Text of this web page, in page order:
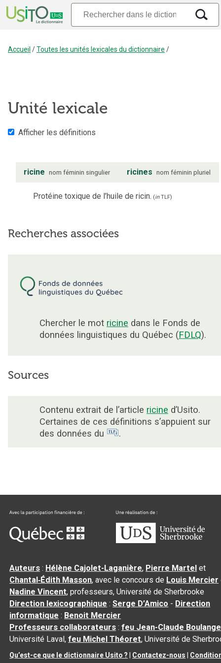
Accueil /Toutes les unités lexicales du dictionnaire /
Unité lexicale
Afficher les définitions
ricine nom féminin singulier ricines nom féminin pluriel
Protéine toxique de l’huile de ricin. (inTLF)
Recherches associées
Chercher le mot ricine dans le Fonds de
données linguistiques du Québec (FDLQ).
Sources
Contenu extrait de l’article ricine d’Usito.
Certaines de ces définitions s’appuient sur
des données du
.
Auteurs : Hélène Cajolet-Laganière, Pierre Martel et
Chantal‑Édith Masson, avec le concours de Louis Mercier
Nadine Vincent, professeurs, Université de Sherbrooke
Direction lexicographique :Serge D’Amico - Direction
informatique : Benoit Mercier
Professeurs collaborateurs :feu Jean-Claude
Université Laval,feu Michel Théoret, Université de
Qu’est-ce que le dictionnaire Usito ? Contactez-nous